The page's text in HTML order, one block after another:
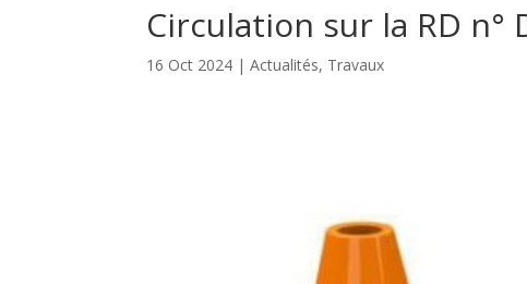
Circulation sur la RD n°
16 Oct 2024 |Actualités, Travaux